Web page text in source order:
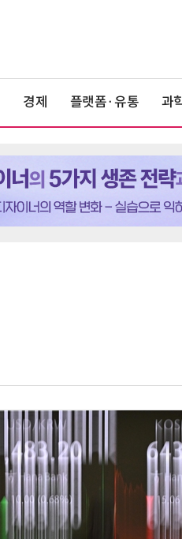
경제 플랫폼·유통 과
경찰
“상
주가
9 코스